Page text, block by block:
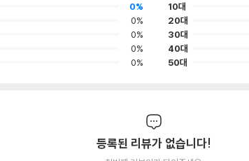
0%
0%
0%
0%
0%
10대
20대
30대
40대
50대
등록된 리뷰가 없습니다!